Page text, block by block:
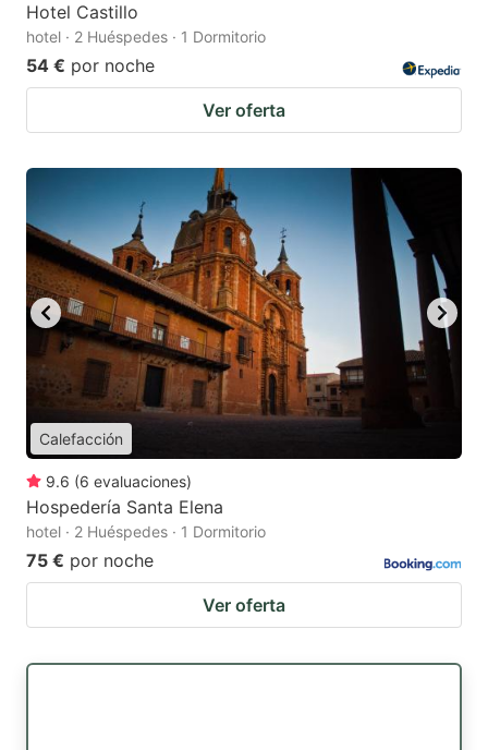
Hotel Castillo
hotel · 2 Huéspedes · 1 Dormitorio
54 € por noche
Ver oferta
Calefacción
9.6 (6 evaluaciones)
Hospedería Santa Elena
hotel · 2 Huéspedes · 1 Dormitorio
75 € por noche
Ver oferta